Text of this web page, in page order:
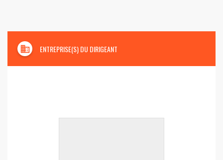
domain ENTREPRISE(S) DU DIRIGEANT